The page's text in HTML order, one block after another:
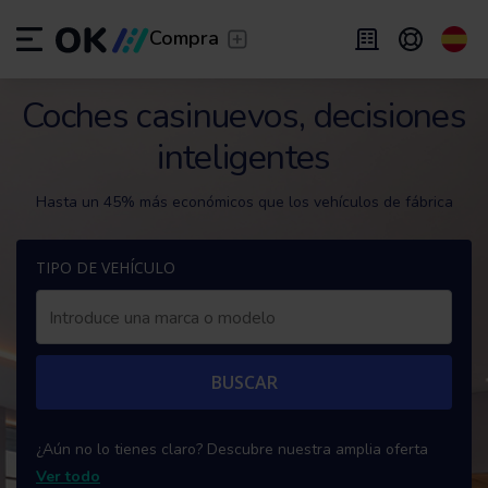
Compra
Transfer/ Deja que te lleven
Renting flexible De 2 a 9 meses
Renting/ De 24 a 60 meses
English (UK)
Coches casinuevos, decisiones
inteligentes
Hasta un 45% más económicos que los vehículos de fábrica
TIPO DE VEHÍCULO
BUSCAR
¿Aún no lo tienes claro? Descubre nuestra amplia oferta
Ver todo